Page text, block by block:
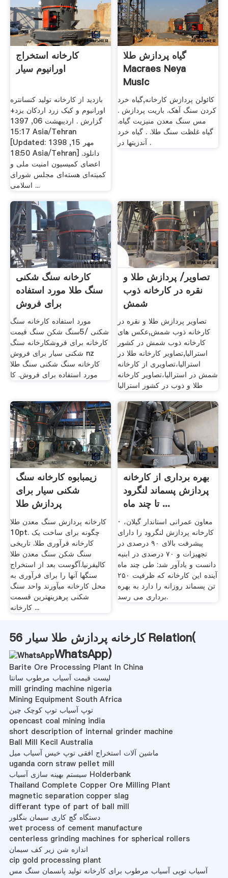
کارخانه استخراج
اورانیوم سیار
بازدید از کارخانه تولید کنسانتره
اورانیوم و کیک زرد اردکان یزد+
گزارش . اردیبهشت 06, 1397
15:17 Asia/Tehran
[Updated: مهر 15, 1398
18:50 Asia/Tehran] دانلود.
اعضای کمیسیون امنیت ملی و
کمیته‌ای هسته‌ای مجلس شورای
اسلامی ...
گیاه پردازش طلا
Macraes Neya
Music
کائولن پردازش کارخانه,گیاه خرد
کردن سنگ آهک. باریت پردازش .
مس سنگ معدن منيزيت گیاه.
گیاه غلظت سنگ طلا. . گیاه خرد
آندزيتها در .
کارخانه سنگ شکنی
سنگ طلا مورد استفاده
برای فروش
مورد استفاده کارخانه سنگ
شکنی /5سنگ شکن سنگ قیمت
کارخانه برای فروشکارخانه سنگ
شکنی سیار برای فروش nz
کارخانه سنگ شکنی سنگ طلا
مورد استفاده برای فروش. کا
تصاویر/ پردازش طلا و
نقره در کارخانه ذوب
شمش
تصاویر پردازش طلا و نقره در
کارخانه ذوب شمش,عکس های
کارخانه ذوب شمش در کشور
استرالیا,تصاویر کارخانه طلا در
استرالیا،تصاویری از کارخانه
شمش در استرالیا،تصاویر کارخانه
طلا و ذوب در کشور استرالیا
زیمبابوه کارخانه سنگ
شکنی سیار برای
پردازش طلا
کارخانه پردازش سنگ معدن طلا
10pt. چگونه برای ساخت یک
کارخانه فرآوری طلا. تاریخی
سنگ شکن سنگ معدن طلا
کالیفرنیا.آگوست بعد از استخراج
سنگها آنها را برای فرآوری به
محل کارخانه میآورند واحد سنگ
شکنی پرهزینهترین قسمت
کارخانه ...
بهره برداری از کارخانه
پردازش پسماند لنگرود
تا چند ماه ...
· معاون عمرانی استاندار گیلان،
کارخانه پردازش لنگرود را دارای
پیشرفت بالای ۹۰ درصدی در
تجهیزات و ۷۰ درصدی در ابنیه
دانست و یادآور شد: طی چند ماه
آینده این کارخانه که ظرفیت ۲۵۰
تن پسماند روزانه را دارد به بهره
برداری می رسد.
کارخانه پردازش طلا سیار 56 Relation(
WhatsApp)
Barite Ore Processing Plant In China
لیست قیمت آسیاب مرطوب سانتا
mill grinding machine nigeria
Mining Equipment South Africa
توپ آسیاب توپ کوچک چین
opencast coal mining india
short description of internal grinder machine
Ball Mill Kecil Australia
ماشین آلات استخراج افقی توپ خیس آسیاب میل
uganda corn straw pellet mill
سیستم بهینه سازی آسیاب Holderbank
Thailand Complete Copper Ore Milling Plant
magnetic separation copper slag
differant type of part of ball mill
دستگاه گچ کاری سیمان بنگلور
wet process of cement manufacture
centerless grinding machines for spherical rollers
اندازه شن زیر کف سیمان
cip gold processing plant
آسیاب توپی آسیاب مرطوب برای کارخانه تولید پانسمان سنگ مس